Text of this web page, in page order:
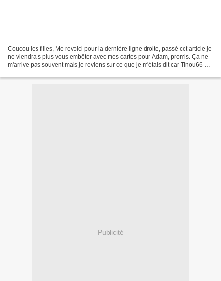
Coucou les filles, Me revoici pour la dernière ligne droite, passé cet article je
ne viendrais plus vous embêter avec mes cartes pour Adam, promis. Ça ne
m'arrive pas souvent mais je reviens sur ce que je m'étais dit car Tinou66 et
Publicité